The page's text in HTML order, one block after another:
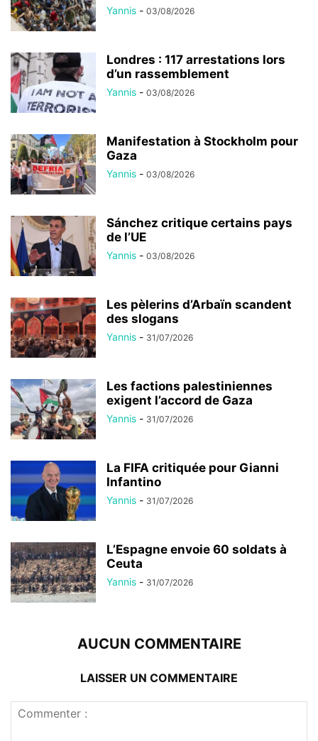
Yannis - 03/08/2026
Londres : 117 arrestations lors
d’un rassemblement
Yannis - 03/08/2026
Manifestation à Stockholm pour
Gaza
Yannis - 03/08/2026
Sánchez critique certains pays
de l’UE
Yannis - 03/08/2026
Les pèlerins d’Arbaïn scandent
des slogans
Yannis - 31/07/2026
Les factions palestiniennes
exigent l’accord de Gaza
Yannis - 31/07/2026
La FIFA critiquée pour Gianni
Infantino
Yannis - 31/07/2026
L’Espagne envoie 60 soldats à
Ceuta
Yannis - 31/07/2026
AUCUN COMMENTAIRE
LAISSER UN COMMENTAIRE